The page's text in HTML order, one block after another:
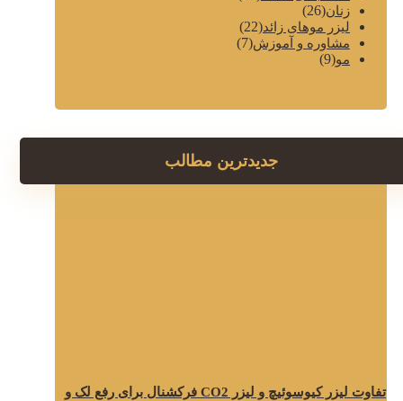
زنان(26)
لیزر موهای زائد(22)
مشاوره و آموزش(7)
مو(9)
جدیدترین مطالب
تفاوت لیزر کیوسوئیچ و لیزر CO2 فرکشنال برای رفع لک و